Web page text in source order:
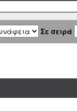
Σε σειρά